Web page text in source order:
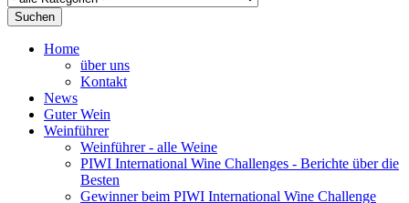
Suchen
Home
über uns
Kontakt
News
Guter Wein
Weinführer
Weinführer - alle Weine
PIWI International Wine Challenges - Berichte über die
Besten
Gewinner beim PIWI International Wine Challenge